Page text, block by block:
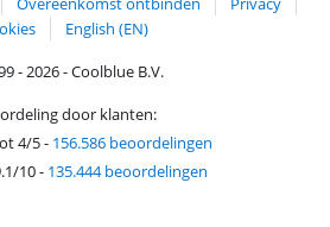
English (EN)
- 2026 - Coolblue B.V.
door klanten:
4/5- 156.586 beoordelingen
10- 135.444 beoordelingen